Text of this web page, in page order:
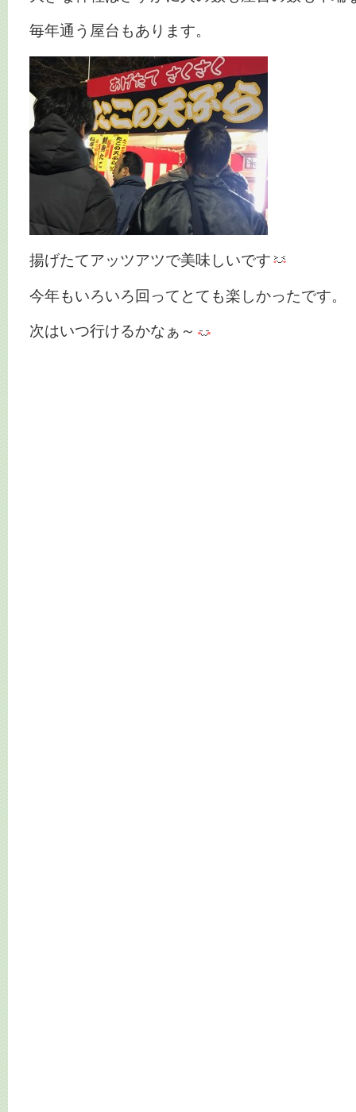
毎年通う屋台もあります。
揚げたてアッツアツで美味しいです
今年もいろいろ回ってとても楽しかったです。
次はいつ行けるかなぁ～